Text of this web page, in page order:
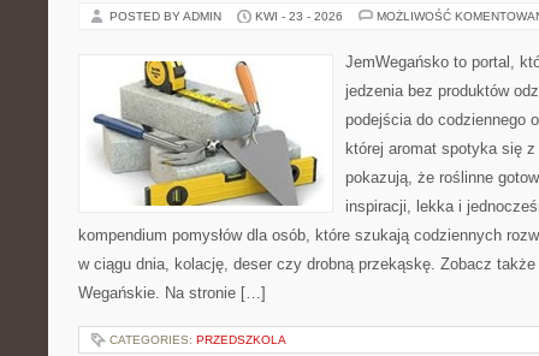
POSTED BY ADMIN KWI - 23 - 2026 MOŻLIWOŚĆ
JemWegańsko to portal,
jedzenia bez produktów
podejścia do codziennego
której aromat spotyka się
pokazują, że roślinne
inspiracji, lekka i
kompendium pomysłów dla osób, które szukają codziennych
w ciągu dnia, kolację, deser czy drobną przekąskę. Zobacz
Wegańskie. Na stronie […]
CATEGORIES: PRZEDSZKOLA